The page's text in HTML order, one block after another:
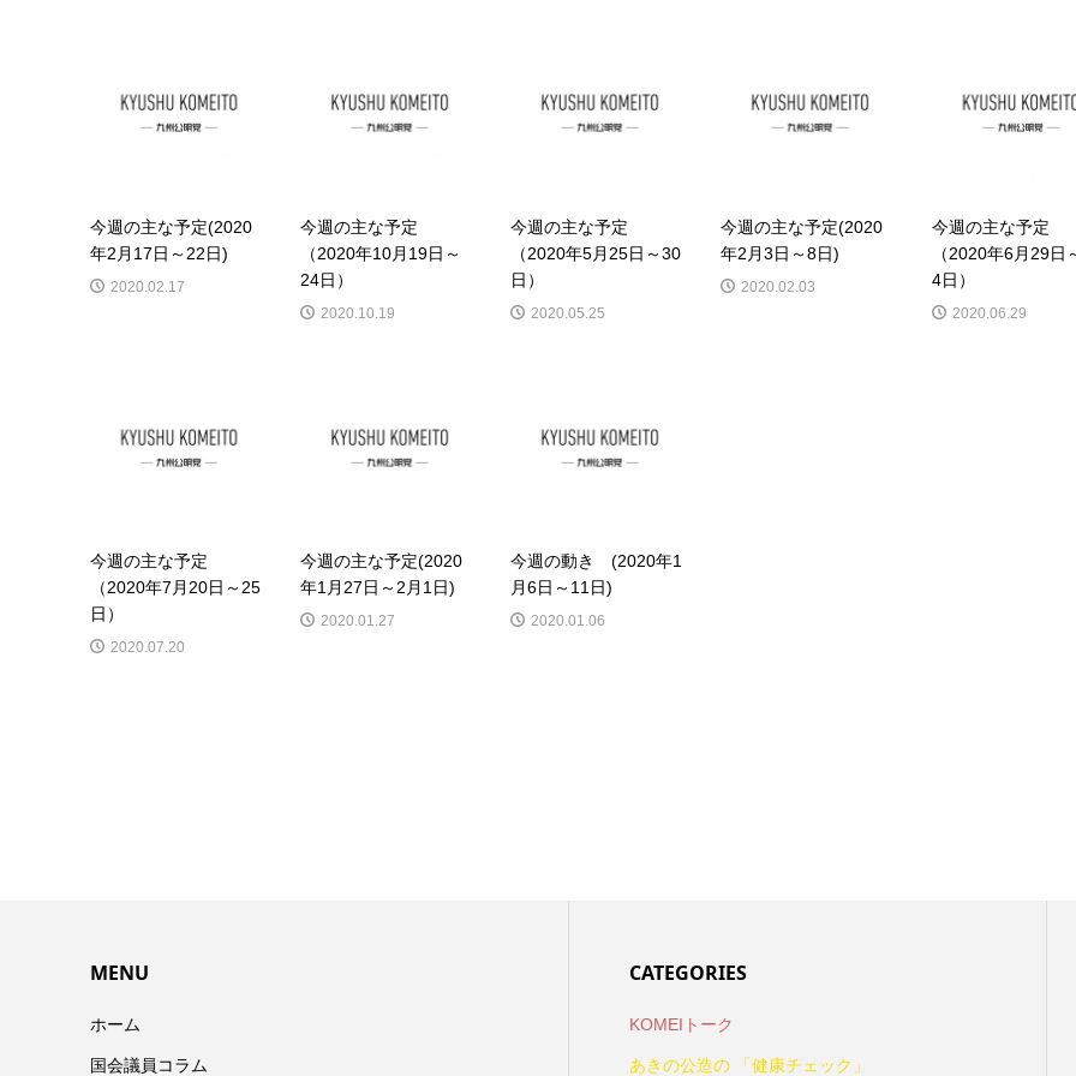
今週の主な予定(2020
年2月17日～22日)
2020.02.17
今週の主な予定
（2020年10月19日～
24日）
2020.10.19
今週の主な予定
（2020年5月25日～30
日）
2020.05.25
今週の主な予定(2020
年2月3日～8日)
2020.02.03
今週の主な予定
（2020年6月29日
4日）
2020.06.29
今週の主な予定
（2020年7月20日～25
日）
2020.07.20
今週の主な予定(2020
年1月27日～2月1日)
2020.01.27
今週の動き (2020年1
月6日～11日)
2020.01.06
MENU
ホーム
国会議員コラム
CATEGORIES
KOMEIトーク
あきの公造の 「健康チェック」